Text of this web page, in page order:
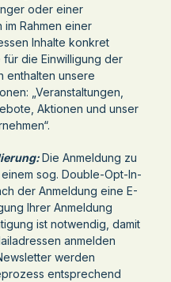
oder einer
Rahmen einer
Inhalte konkret
die Einwilligung der
enthalten unsere
„Veranstaltungen,
Aktionen und unser
Die Anmeldung zu
sog. Double-Opt-In-
der Anmeldung eine E-
Ihrer Anmeldung
ist notwendig, damit
anmelden
werden
entsprechend